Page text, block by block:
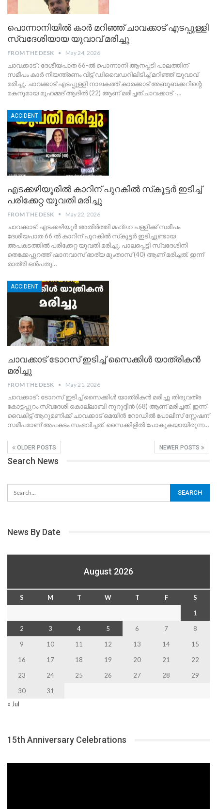
പൊന്നാനിയിൽ കാർ മറിഞ്ഞ് ചാവക്കാട് എടപ്പുള്ളി
സ്വദേശിയായ യുവാവ് മരിച്ചു
FROM THE DESK May 24, 2026
ചാവക്കാട് : ദേശീയപാത 66-ൽ പൊന്നാനി ആനപ്പടി പാലത്തിന്
സമീപം കാർ നിയന്ത്രണം വിട്ട് ഡിവൈഡറിലിടിച്ച് മറിഞ്ഞ് യുവാവ്
മരിച്ചു. ചാവക്കാട് എടപ്പുള്ളി നാലകത്ത് കാരക്കാട് അബൂബക്കറിന്റെ
മകനുമായ മുഹമ്മദ് ആദിൽ (22) ആണ് മരിച്ചത്.​ചാവക്കാട് -…
ACCIDENT
എടക്കഴിയൂരിൽ കാറിന് പുറകിൽ സ്‌കൂട്ടർ ഇടിച്ച്
പരിക്കേറ്റ യുവതി മരിച്ചു
FROM THE DESK May 22, 2026
ചാവക്കാട്: എടക്കഴിയൂർ അതിർത്തി മഹ്ലറ പള്ളിക്ക് സമീപം
ദേശീയപാത 66 ൽ കാറിന് പുറകിൽ സ്‌കൂട്ടർ ഇടിച്ചുണ്ടായ
അപകടത്തിൽ പരിക്കേറ്റ യുവതി മരിച്ചു. പാലപ്പെട്ടി സ്വദേശിനി
തെക്കേപ്പുറത്ത് ഷാനവാസ് ഭാര്യ മുംതാസ് (40) ആണ് മരിച്ചത്. ഇന്ന്
രാത്രി ഒൻപതു…
ACCIDENT
ചാവക്കാട് ടോറസ് ഇടിച്ച് സൈക്കിൾ യാത്രികൻ
മരിച്ചു
FROM THE DESK May 21, 2026
ചാവക്കാട് : ടോറസ് ഇടിച്ച് സൈക്കിൾ യാത്രികൻ മരിച്ചു തിരുവത്ര
കോട്ടപ്പുറം സ്വദേശി കൊല്ലാബി നൂറുദ്ദീൻ (68) ആണ് മരിച്ചത്. ഇന്ന്
വൈകിട്ട് ആറുമണിക്ക് ചാവക്കാട് മെയിൻ റോഡിൽ പോലീസ് സ്റ്റേഷന്
സമീപമാണ് അപകടം സംഭവിച്ചത്. സൈക്കിളിൽ പോകുകയായിരുന്ന…
OLDER POSTS NEWER POSTS
Search News
News By Date
August 2026
S M T W T F
S
1
2
3 4 5 6 7
8
9
10 11 12 13 14
15
16
17 18 19 20 21
22
23
24 25 26 27 28
29
30
31
« Jul
15th Anniversary Celebrations